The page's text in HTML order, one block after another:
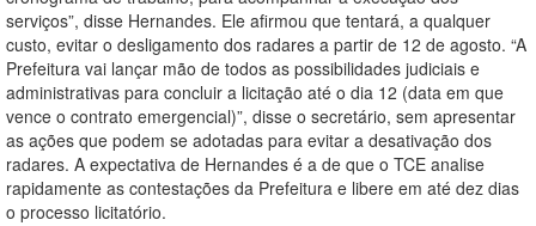
serviços”, disse Hernandes. Ele afirmou que tentará, a qualquer
custo, evitar o desligamento dos radares a partir de 12 de agosto. “A
Prefeitura vai lançar mão de todos as possibilidades judiciais e
administrativas para concluir a licitação até o dia 12 (data em que
vence o contrato emergencial)”, disse o secretário, sem apresentar
as ações que podem se adotadas para evitar a desativação dos
radares. A expectativa de Hernandes é a de que o TCE analise
rapidamente as contestações da Prefeitura e libere em até dez dias
o processo licitatório.